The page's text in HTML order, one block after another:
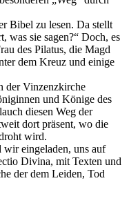
Bibel zu lesen. Da stellt
was sie sagen?“ Doch, es
des Pilatus, die Magd
dem Kreuz und einige
der Vinzenzkirche
und Könige des
diesen Weg der
dort präsent, wo die
wird.
wir eingeladen, uns auf
Divina, mit Texten und
der dem Leiden, Tod